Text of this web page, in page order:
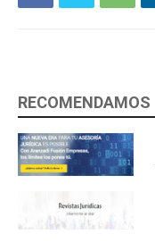
RECOMENDAMOS